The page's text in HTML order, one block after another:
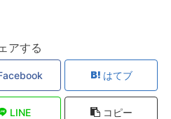
アする
はてブ
LINE コピー